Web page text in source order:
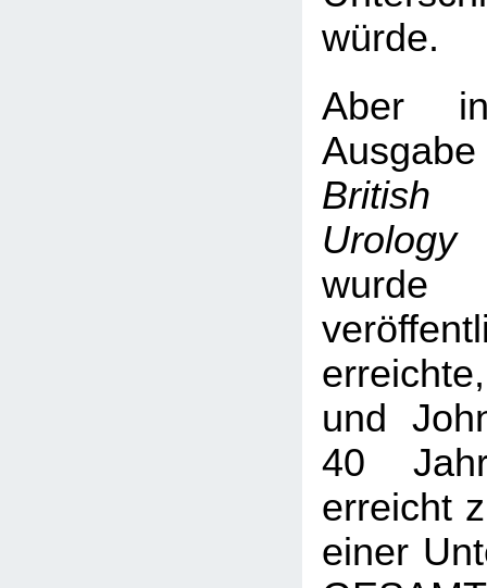
würde.
Aber
wurde
und
40
erreicht
einer